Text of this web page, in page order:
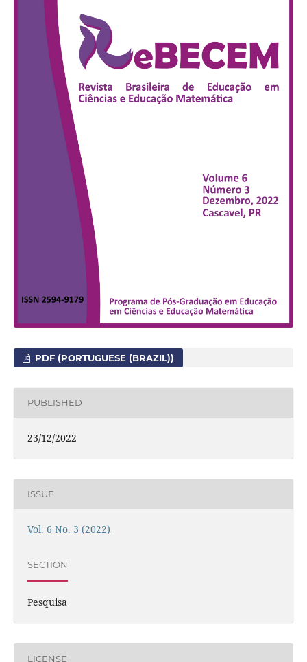
PDF (PORTUGUESE (BRAZIL))
PUBLISHED
23/12/2022
ISSUE
Vol. 6 No. 3 (2022)
SECTION
Pesquisa
LICENSE